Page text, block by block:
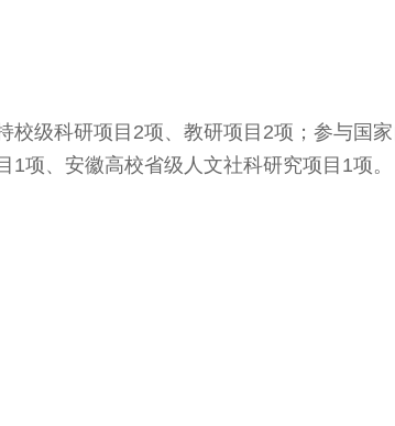
级科研项目2项、教研项目2项；参与国
项、安徽高校省级人文社科研究项目1项。